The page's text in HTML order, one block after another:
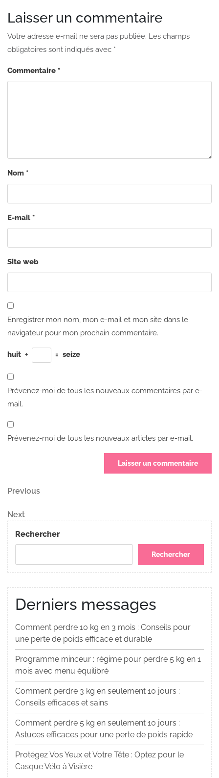
Laisser un commentaire
Votre adresse e-mail ne sera pas publiée. Les champs
obligatoires sont indiqués avec *
Commentaire *
Nom *
E-mail *
Site web
Enregistrer mon nom, mon e-mail et mon site dans le
navigateur pour mon prochain commentaire.
huit + = seize
Prévenez-moi de tous les nouveaux commentaires par e-
mail.
Prévenez-moi de tous les nouveaux articles par e-mail.
Navigation
de
l’article
Previous
Previous
Next
Post
Next
Rechercher
Rechercher
Derniers messages
Comment perdre 10 kg en 3 mois : Conseils pour
une perte de poids efficace et durable
Programme minceur : régime pour perdre 5 kg en 1
mois avec menu équilibré
Comment perdre 3 kg en seulement 10 jours :
Conseils efficaces et sains
Comment perdre 5 kg en seulement 10 jours :
Astuces efficaces pour une perte de poids rapide
Protégez Vos Yeux et Votre Tête : Optez pour le
Casque Vélo à Visière